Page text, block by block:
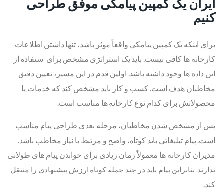
ایران یک کمپین پیامکی موفق طراحی
کنیم
برای اینکه یک کمپین پیامکی واقعاً موثر باشد، تنها داشتن اطلاعات
کارخانه ها کافی نیست. باید یک استراتژی مشخص برای استفاده از
این داده ها وجود داشته باشد. اولین قدم در این مسیر، تعیین دقیق
مخاطبان هدف است. کسب و کار باید مشخص کند که خدمات یا
محصولاتش برای کدام نوع کارخانه ها مناسب است.
پس از مشخص شدن مخاطبان، مرحله بعدی طراحی پیام مناسب
است. پیام تبلیغاتی باید کوتاه، واضح و مرتبط با نیاز مخاطب باشد.
مدیران کارخانه ها معمولاً زمان زیادی برای خواندن پیام های طولانی
ندارند. بنابراین پیام باید در چند جمله کوتاه ارزش پیشنهادی را منتقل
کند.